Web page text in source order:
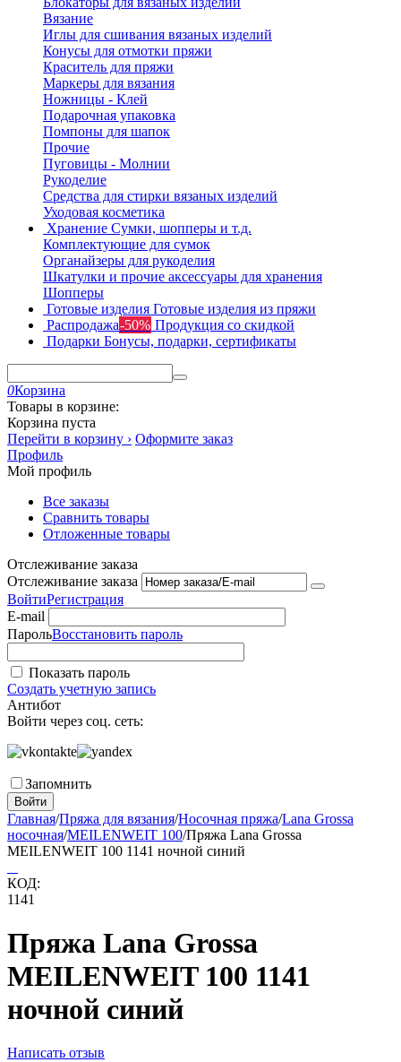
Вязание
Иглы для сшивания вязаных изделий
Конусы для отмотки пряжи
Краситель для пряжи
Маркеры для вязания
Ножницы - Клей
Подарочная упаковка
Помпоны для шапок
Прочие
Пуговицы - Молнии
Рукоделие
Средства для стирки вязаных изделий
Уходовая косметика
Хранение Сумки, шопперы и т.д.
Комплектующие для сумок
Органайзеры для рукоделия
Шкатулки и прочие аксессуары для хранения
Шопперы
Готовые изделия Готовые изделия из пряжи
Распродажа-50% Продукция со скидкой
Подарки Бонусы, подарки, сертификаты
0Корзина
Товары в корзине:
Корзина пуста
Перейти в корзину › Оформите заказ
Профиль
Мой профиль
Все заказы
Сравнить товары
Отложенные товары
Отслеживание заказа
Отслеживание заказа
ВойтиРегистрация
E-mail
ПарольВосстановить пароль
Показать пароль
Создать учетную запись
Антибот
Войти через соц. сеть:
Запомнить
Войти
Главная/Пряжа для вязания/Носочная пряжа/Lana Grossa
носочная/MEILENWEIT 100/Пряжа Lana Grossa
MEILENWEIT 100 1141 ночной синий
КОД:
1141
Пряжа Lana Grossa
MEILENWEIT 100 1141
ночной синий
Написать отзыв